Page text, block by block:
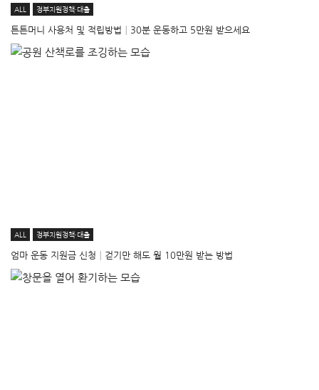
ALL 정부지원정책·대출
튼튼머니 사용처 및 적립방법│30분 운동하고 5만원 받으세요
ALL 정부지원정책·대출
엄마 운동 지원금 신청│걷기만 해도 월 10만원 받는 방법